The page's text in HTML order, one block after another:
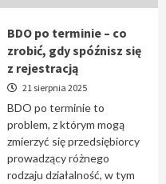
BDO po terminie – co
zrobić, gdy spóźnisz się
z rejestracją
21 sierpnia 2025
BDO po terminie to
problem, z którym mogą
zmierzyć się przedsiębiorcy
prowadzący różnego
rodzaju działalność, w tym